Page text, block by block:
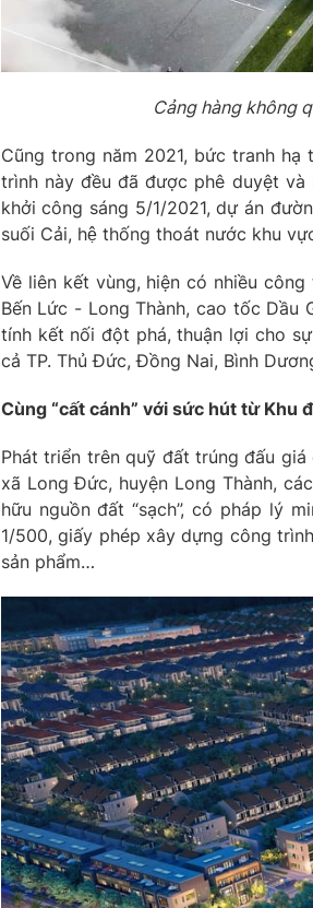
Cảng hàng không
Cũng trong năm 2021, bức tranh
trình này đều đã được phê duyệt
khởi công sáng 5/1/2021, dự án
suối Cải, hệ thống thoát nước khu
Về liên kết vùng, hiện có nhiều
Bến Lức - Long Thành, cao tốc Dầu
tính kết nối đột phá, thuận lợi cho
cả TP. Thủ Đức, Đồng Nai, Bình
Cùng “cất cánh” với sức hút từ Khu
Phát triển trên quỹ đất trúng đấu
xã Long Đức, huyện Long Thành,
hữu nguồn đất “sạch”, có pháp lý
1/500, giấy phép xây dựng công
sản phẩm…